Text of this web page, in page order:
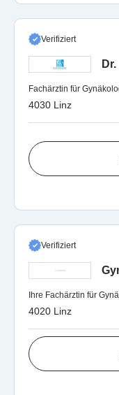
Verifiziert
Fachärztin für
4030 Linz
Verifiziert
Ihre Fachärztin für
4020 Linz